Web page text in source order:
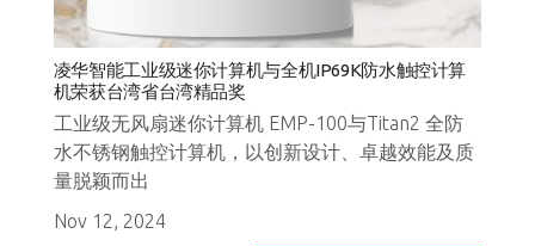
凌华智能工业级迷你计算机与全机IP69K防水触控计算
机荣获台湾省台湾精品奖
工业级无风扇迷你计算机 EMP-100与Titan2 全防
水不锈钢触控计算机，以创新设计、卓越效能及质
量脱颖而出
Nov 12, 2024